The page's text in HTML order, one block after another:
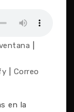
Correo
en la